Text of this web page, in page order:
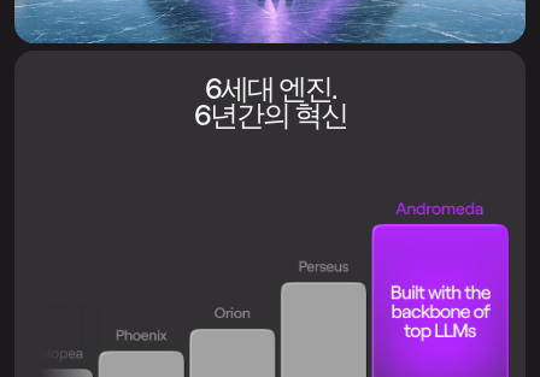
6세대 엔진.
6년간의 혁신